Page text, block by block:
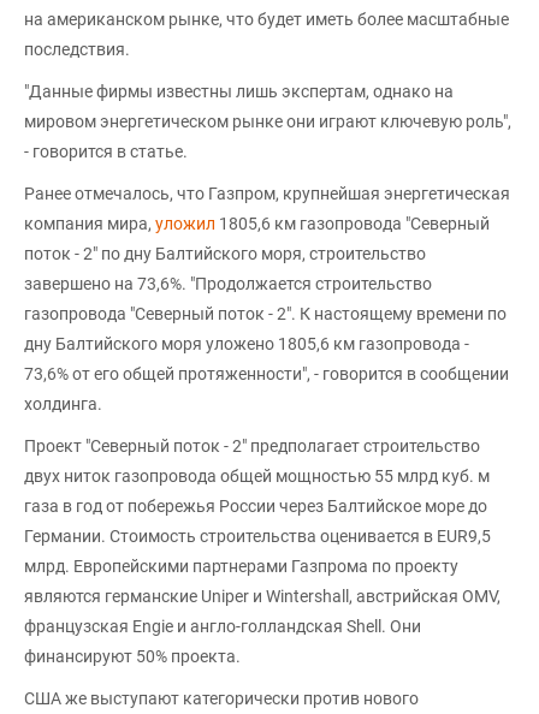
на американском рынке, что будет иметь более масштабные
последствия.
"Данные фирмы известны лишь экспертам, однако на
мировом энергетическом рынке они играют ключевую роль",
- говорится в статье.
Ранее отмечалось, что Газпром, крупнейшая энергетическая
компания мира, уложил 1805,6 км газопровода "Северный
поток - 2" по дну Балтийского моря, строительство
завершено на 73,6%. "Продолжается строительство
газопровода "Северный поток - 2". К настоящему времени по
дну Балтийского моря уложено 1805,6 км газопровода -
73,6% от его общей протяженности", - говорится в сообщении
холдинга.
Проект "Северный поток - 2" предполагает строительство
двух ниток газопровода общей мощностью 55 млрд куб. м
газа в год от побережья России через Балтийское море до
Германии. Стоимость строительства оценивается в EUR9,5
млрд. Европейскими партнерами Газпрома по проекту
являются германские Uniper и Wintershall, австрийская OMV,
французская Engie и англо-голландская Shell. Они
финансируют 50% проекта.
США же выступают категорически против нового